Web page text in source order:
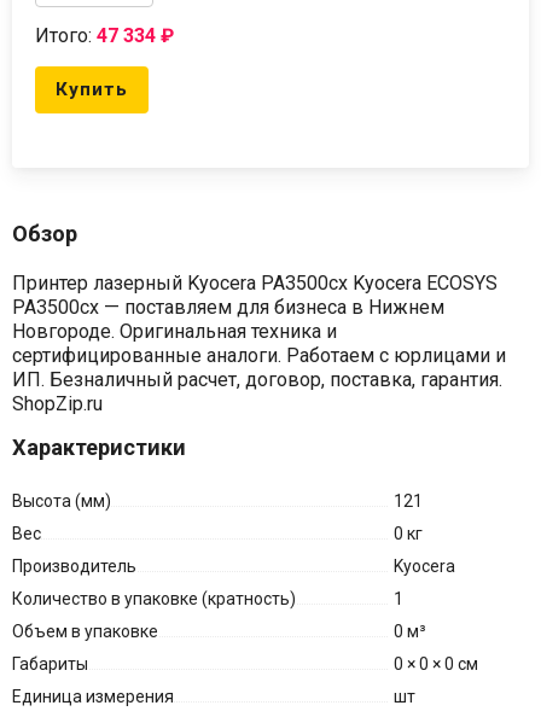
Итого:47 334₽
Купить
Обзор
Принтер лазерный Kyocera PA3500cx Kyocera ECOSYS
PA3500cx — поставляем для бизнеса в Нижнем
Новгороде. Оригинальная техника и
сертифицированные аналоги. Работаем с юрлицами и
ИП. Безналичный расчет, договор, поставка, гарантия.
ShopZip.ru
Характеристики
Высота (мм)
121
Вес
0 кг
Производитель
Kyocera
Количество в упаковке (кратность)
1
Объем в упаковке
0 м³
Габариты
0 × 0 × 0 см
Единица измерения
шт